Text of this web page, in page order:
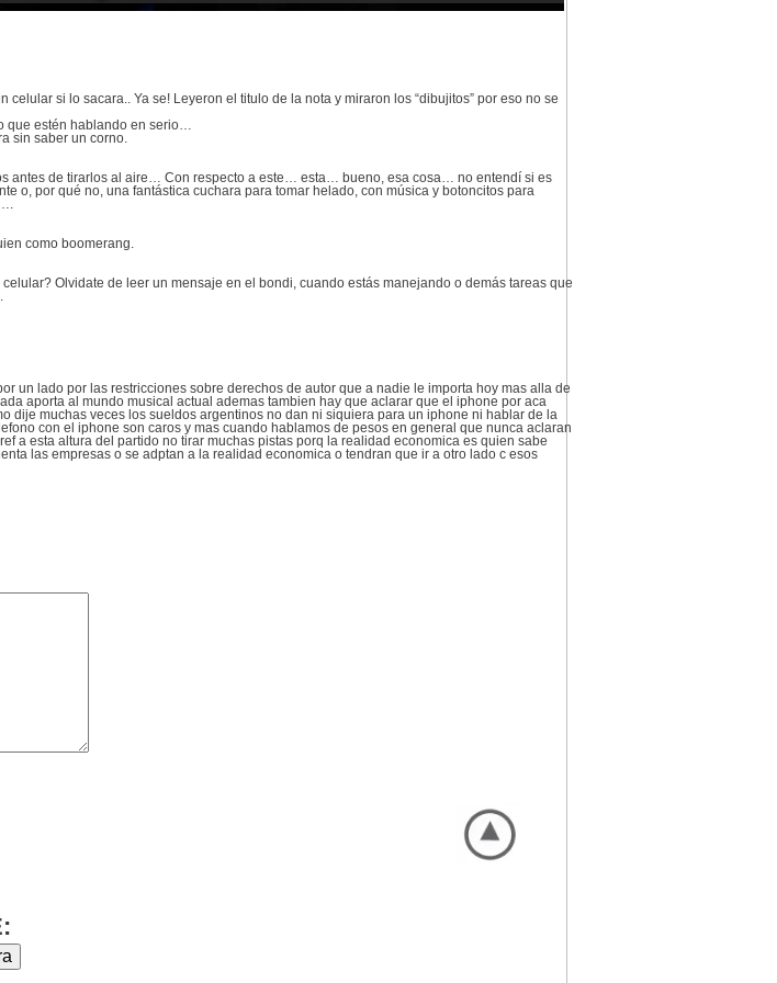
si lo sacara.. Ya se! Leyeron el titulo de la nota y miraron los “dibujitos” por eso no se
que estén hablando en serio…
sin saber un corno.
antes de tirarlos al aire… Con respecto a este… esta… bueno, esa cosa… no entendí si es
o, por qué no, una fantástica cuchara para tomar helado, con música y botoncitos para
como boomerang.
Olvidate de leer un mensaje en el bondi, cuando estás manejando o demás tareas que
un lado por las restricciones sobre derechos de autor que a nadie le importa hoy mas alla de
aporta al mundo musical actual ademas tambien hay que aclarar que el iphone por aca
dije muchas veces los sueldos argentinos no dan ni siquiera para un iphone ni hablar de la
con el iphone son caros y mas cuando hablamos de pesos en general que nunca aclaran
a esta altura del partido no tirar muchas pistas porq la realidad economica es quien sabe
las empresas o se adptan a la realidad economica o tendran que ir a otro lado c esos